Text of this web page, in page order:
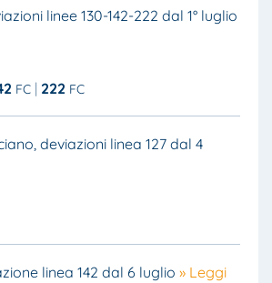
linee 130-142-222 dal 1° luglio
FC 222 FC
deviazioni linea 127 dal 4
linea 142 dal 6 luglio » Leggi